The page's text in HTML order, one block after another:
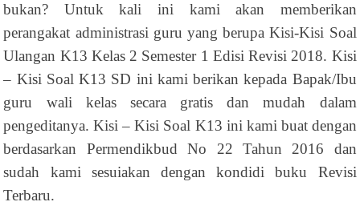
bukan? Untuk kali ini kami akan memberikan
perangakat administrasi guru yang berupa Kisi-Kisi Soal
Ulangan K13 Kelas 2 Semester 1 Edisi Revisi 2018. Kisi
– Kisi Soal K13 SD ini kami berikan kepada Bapak/Ibu
guru wali kelas secara gratis dan mudah dalam
pengeditanya. Kisi – Kisi Soal K13 ini kami buat dengan
berdasarkan Permendikbud No 22 Tahun 2016 dan
sudah kami sesuiakan dengan kondidi buku Revisi
Terbaru.